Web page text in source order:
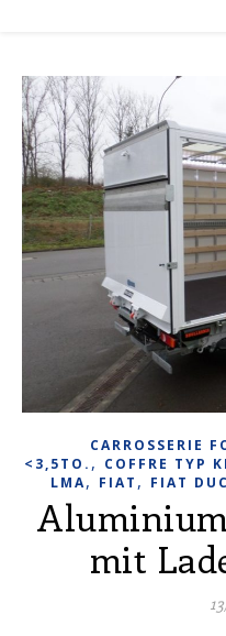
CARROSSERIE
<3,5TO. , COFFRE TYP
LMA, FIAT , FIAT
mit